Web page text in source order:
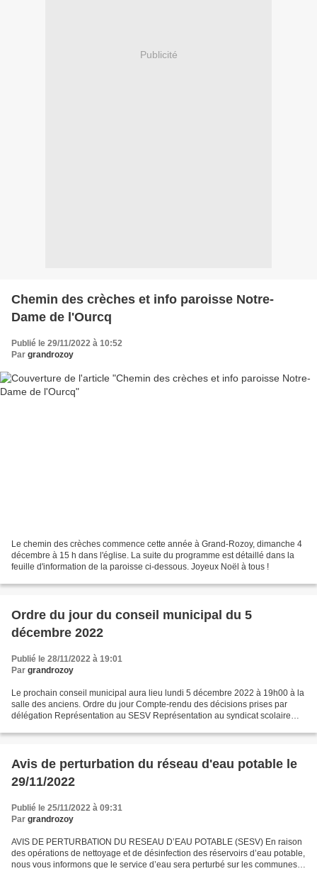
Publicité
Chemin des crèches et info paroisse Notre-
Dame de l'Ourcq
Publié le 29/11/2022 à 10:52
Par grandrozoy
Le chemin des crèches commence cette année à Grand-Rozoy, dimanche 4
décembre à 15 h dans l'église. La suite du programme est détaillé dans la
feuille d'information de la paroisse ci-dessous. Joyeux Noël à tous !
Ordre du jour du conseil municipal du 5
décembre 2022
Publié le 28/11/2022 à 19:01
Par grandrozoy
Le prochain conseil municipal aura lieu lundi 5 décembre 2022 à 19h00 à la
salle des anciens. Ordre du jour Compte-rendu des décisions prises par
délégation Représentation au SESV Représentation au syndicat scolaire
Avis de perturbation du réseau d'eau potable le
29/11/2022
Publié le 25/11/2022 à 09:31
Par grandrozoy
AVIS DE PERTURBATION DU RESEAU D’EAU POTABLE (SESV) En raison
des opérations de nettoyage et de désinfection des réservoirs d’eau potable,
nous vous informons que le service d’eau sera perturbé sur les communes